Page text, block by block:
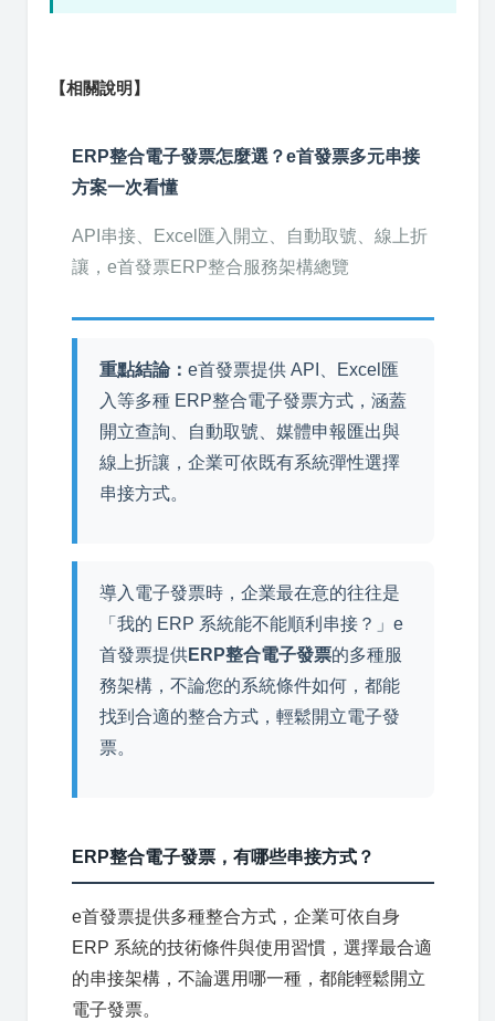
【相關說明】
ERP整合電子發票怎麼選？e首發票多元串接
方案一次看懂
API串接、Excel匯入開立、自動取號、線上折
讓，e首發票ERP整合服務架構總覽
重點結論： e首發票提供 API、Excel匯
入等多種 ERP整合電子發票方式，涵蓋
開立查詢、自動取號、媒體申報匯出與
線上折讓，企業可依既有系統彈性選擇
串接方式。
導入電子發票時，企業最在意的往往是
「我的 ERP 系統能不能順利串接？」e
首發票提供ERP整合電子發票的多種服
務架構，不論您的系統條件如何，都能
找到合適的整合方式，輕鬆開立電子發
票。
ERP整合電子發票，有哪些串接方式？
e首發票提供多種整合方式，企業可依自身
ERP 系統的技術條件與使用習慣，選擇最合適
的串接架構，不論選用哪一種，都能輕鬆開立
電子發票。